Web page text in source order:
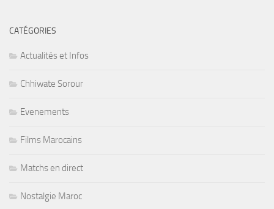
CATÉGORIES
Actualités et Infos
Chhiwate Sorour
Evenements
Films Marocains
Matchs en direct
Nostalgie Maroc